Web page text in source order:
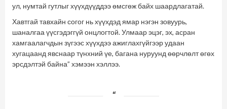
ул, нумтай гутлыг хүүхдүүддээ өмсгөж байх шаардлагатай.
Хавтгай тавхайн согог нь хүүхдэд ямар нэгэн зовуурь,
шаналгаа үүсгэдэггүй онцлогтой. Улмаар эцэг, эх, асран
хамгаалагчдын зүгээс хүүхдээ ажиглахгүйгээр удаан
хугацаанд явснаар түнхний үе, багана нуруунд өөрчлөлт өгөх
эрсдэлтэй байна” хэмээн хэллээ.